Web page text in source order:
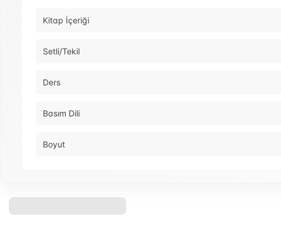
Kitap İçeriği
Setli/Tekil
Ders
Basım Dili
Boyut